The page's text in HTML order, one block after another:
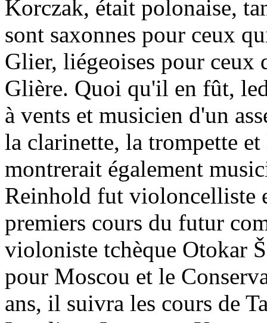
Korczak, était polonaise,
sont saxonnes pour ceux
Glier, liégeoises pour
Glière. Quoi qu'il en fût,
à vents et musicien d'un
la clarinette, la trompette
montrerait également
Reinhold fut violoncelliste
premiers cours du futur
violoniste tchèque Otokar
pour Moscou et le
ans, il suivra les cours de